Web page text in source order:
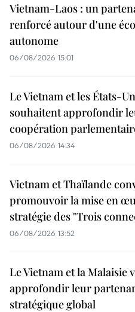
Vietnam-Laos : un
renforcé autour d'une
autonome
06/08/2026 15:01
Le Vietnam et les États-
souhaitent approfondir
coopération
06/08/2026 14:34
Vietnam et Thaïlande
promouvoir la mise en
stratégie des "Trois
06/08/2026 13:52
Le Vietnam et la Malaisie
approfondir leur
stratégique global